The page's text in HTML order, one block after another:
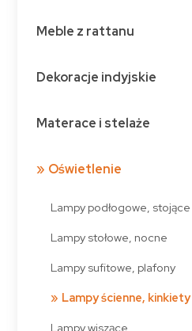
Meble z rattanu
Dekoracje indyjskie
Materace i stelaże
Oświetlenie
Lampy podłogowe, stojące
Lampy stołowe, nocne
Lampy sufitowe, plafony
Lampy ścienne, kinkiety
Lampy wiszące